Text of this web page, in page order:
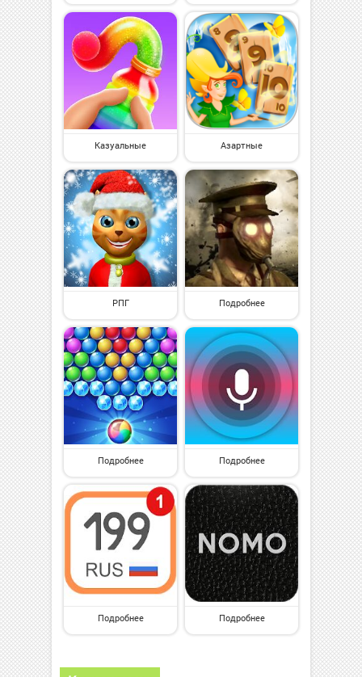
Казуальные Азартные
РПГ Подробнее
Подробнее Подробнее
Подробнее Подробнее